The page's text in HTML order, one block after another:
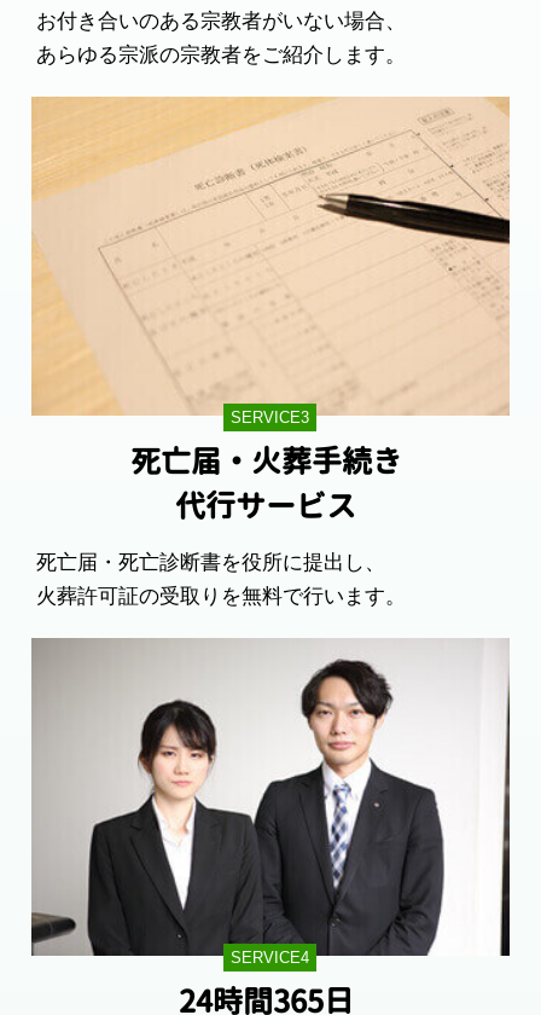
お付き合いのある宗教者がいない場合、
あらゆる宗派の宗教者をご紹介します。
SERVICE3
死亡届・火葬手続き
代行サービス
死亡届・死亡診断書を役所に提出し、
火葬許可証の受取りを無料で行います。
SERVICE4
24時間365日